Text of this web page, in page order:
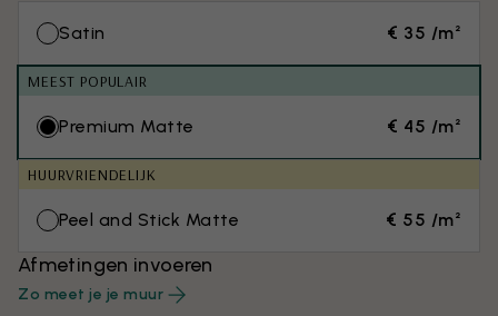
Satin € 35 /m²
MEEST POPULAIR
Premium Matte € 45 /m²
HUURVRIENDELIJK
Peel and Stick Matte € 55 /m²
Afmetingen invoeren
Zo meet je je muur